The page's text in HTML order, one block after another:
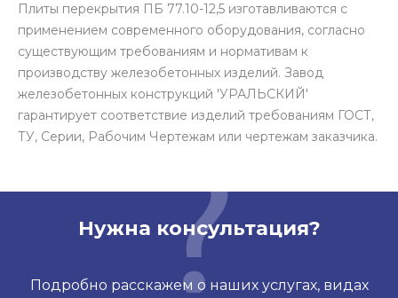
Плиты перекрытия ПБ 77.10-12,5 изготавливаются с
применением современного оборудования, согласно
существующим требованиям и нормативам к
производству железобетонных изделий. Завод
железобетонных конструкций 'УРАЛЬСКИЙ'
гарантирует соответствие изделий требованиям ГОСТ,
ТУ, Серии, Рабочим Чертежам или чертежам заказчика.
Нужна консультация?
Подробно расскажем о наших услугах, видах